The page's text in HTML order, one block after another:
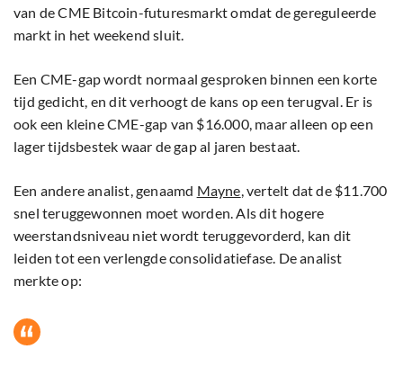
van de CME Bitcoin-futuresmarkt omdat de gereguleerde
markt in het weekend sluit.
Een CME-gap wordt normaal gesproken binnen een korte
tijd gedicht, en dit verhoogt de kans op een terugval. Er is
ook een kleine CME-gap van $16.000, maar alleen op een
lager tijdsbestek waar de gap al jaren bestaat.
Een andere analist, genaamd Mayne, vertelt dat de $11.700
snel teruggewonnen moet worden. Als dit hogere
weerstandsniveau niet wordt teruggevorderd, kan dit
leiden tot een verlengde consolidatiefase. De analist
merkte op: